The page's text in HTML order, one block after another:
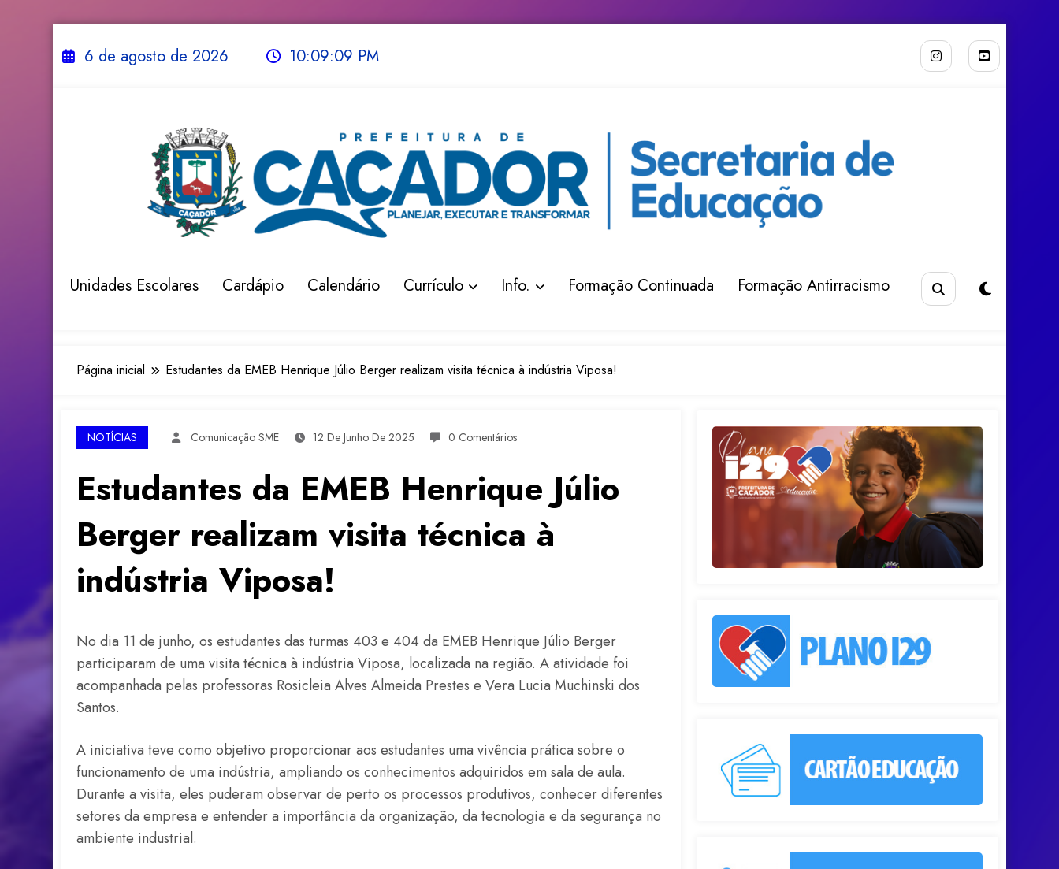
o
para 6 de agosto de 2026 10:09:10 PM
Unidades Escolares Cardápio Calendário Currículo Info. Formação Continuada Formação Antirracismo
Página inicial Estudantes da EMEB Henrique Júlio Berger realizam visita técnica à indústria Viposa!
NOTÍCIAS Comunicação SME 12 De Junho De 2025 0 Comentários
Estudantes da EMEB Henrique Júlio
Berger realizam visita técnica à
indústria Viposa!
No dia 11 de junho, os estudantes das turmas 403 e 404 da EMEB Henrique Júlio Berger
participaram de uma visita técnica à indústria Viposa, localizada na região. A atividade foi
acompanhada pelas professoras Rosicleia Alves Almeida Prestes e Vera Lucia Muchinski dos
Santos.
A iniciativa teve como objetivo proporcionar aos estudantes uma vivência prática sobre o
funcionamento de uma indústria, ampliando os conhecimentos adquiridos em sala de aula.
Durante a visita, eles puderam observar de perto os processos produtivos, conhecer diferentes
setores da empresa e entender a importância da organização, da tecnologia e da segurança no
ambiente industrial.